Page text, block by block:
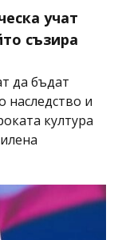
учат
съзира
да бъдат
наследство и
култура